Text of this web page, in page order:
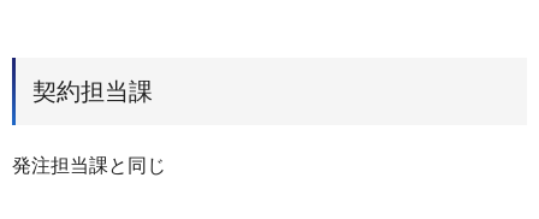
契約担当課
発注担当課と同じ